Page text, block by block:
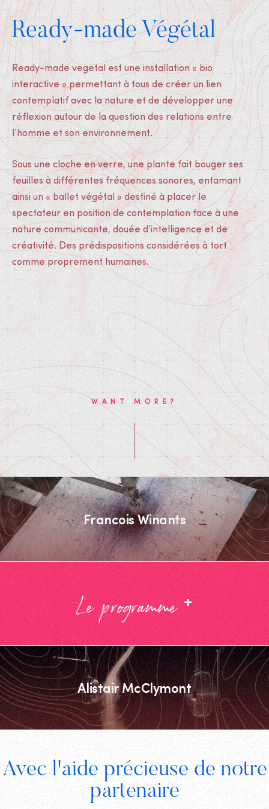
Ready-made Végétal
Ready-made vegetal est une installation « bio
interactive » permettant à tous de créer un lien
contemplatif avec la nature et de développer une
réflexion autour de la question des relations entre
l’homme et son environnement.
Sous une cloche en verre, une plante fait bouger ses
feuilles à différentes fréquences sonores, entamant
ainsi un « ballet végétal » destiné à placer le
spectateur en position de contemplation face à une
nature communicante, douée d’intelligence et de
créativité. Des prédispositions considérées à tort
comme proprement humaines.
WANT MORE?
Francois Winants
Le programme +
Alistair McClymont
Avec l'aide précieuse de notre
partenaireDigital